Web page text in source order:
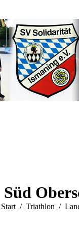
Sie befinden sich hier:
Start Triathlon